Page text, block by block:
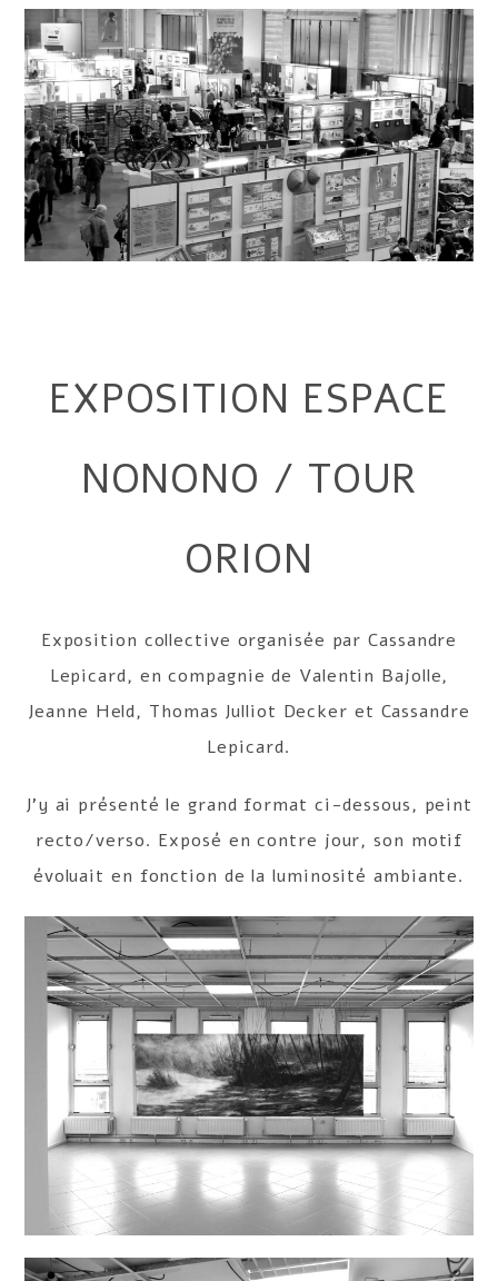
EXPOSITION ESPACE
NONONO / TOUR
ORION
Exposition collective organisée par Cassandre
Lepicard, en compagnie de Valentin Bajolle,
Jeanne Held, Thomas Julliot Decker et Cassandre
Lepicard.
J’y ai présenté le grand format ci-dessous, peint
recto/verso. Exposé en contre jour, son motif
évoluait en fonction de la luminosité ambiante.